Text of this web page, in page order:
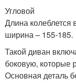
Угловой
Длина колеблется
ширина – 155-185.
Такой диван
боковую, которые
Основная деталь